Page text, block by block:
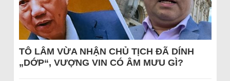
TÔ LÂM VỪA NHẬN CHỦ TỊCH ĐÃ DÍNH
„DỚP“, VƯỢNG VIN CÓ ÂM MƯU GÌ?